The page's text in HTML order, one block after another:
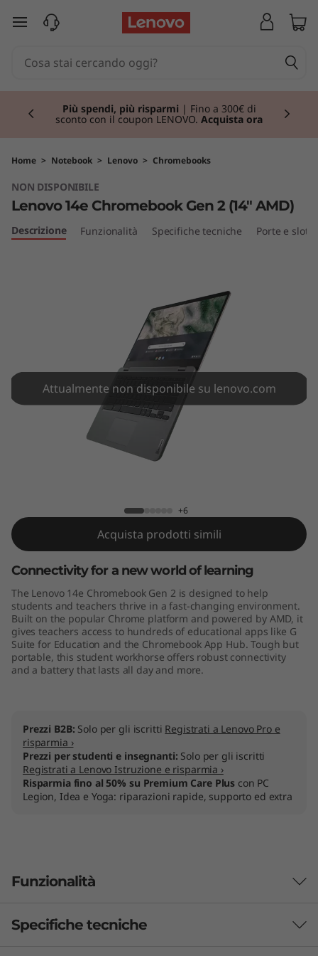
o
1
4
o
m
o
k
G
e
n
M
passa a contenuto principale
Più spendi, più risparmi | Fino a 300€ di
sconto con il coupon LENOVO. Acquista ora
Home > Notebook > Lenovo > Chromebooks
AMD)
NON DISPONIBILE
Lenovo 14e Chromebook Gen 2 (14" AMD)
Descrizione Funzionalità Specifiche tecniche Porte e slot
Attualmente non disponibile su lenovo.com
+6
Acquista prodotti simili
Connectivity for a new world of learning
The Lenovo 14e Chromebook Gen 2 is designed to help
students and teachers thrive in a fast-changing environment.
Built on the popular Chrome platform and powered by AMD, it
gives teachers access to hundreds of educational apps like G
Suite for Education and the Chromebook App Hub. Tough but
portable, this student workhorse offers robust connectivity
and a battery that lasts all day and more.
Prezzi B2B: Solo per gli iscritti Registrati a Lenovo Pro e
risparmia ›
Prezzi per studenti e insegnanti: Solo per gli iscritti
Registrati a Lenovo Istruzione e risparmia ›
Risparmia fino al 50% su Premium Care Plus con PC
Legion, Idea e Yoga: riparazioni rapide, supporto ed extra
Funzionalità
Specifiche tecniche